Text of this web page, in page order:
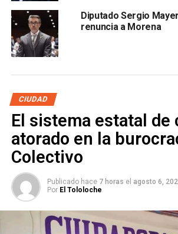
Diputado Sergio
renuncia a Morena
CIUDAD
El sistema estatal de
atorado en la
Colectivo
Publicado hace 7 horas el agosto 6,
Por El Tololoche